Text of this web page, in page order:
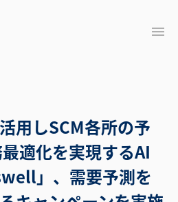
用しSCM各所の予
適化を実現するAI
」、需要予測を